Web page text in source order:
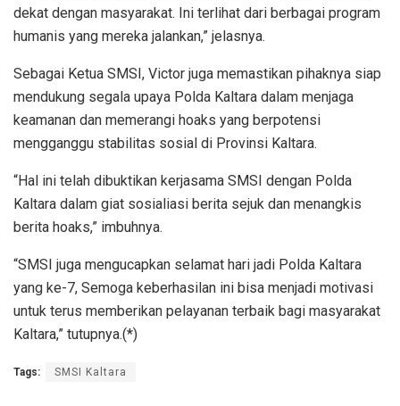
dekat dengan masyarakat. Ini terlihat dari berbagai program
humanis yang mereka jalankan,” jelasnya.
Sebagai Ketua SMSI, Victor juga memastikan pihaknya siap
mendukung segala upaya Polda Kaltara dalam menjaga
keamanan dan memerangi hoaks yang berpotensi
mengganggu stabilitas sosial di Provinsi Kaltara.
“Hal ini telah dibuktikan kerjasama SMSI dengan Polda
Kaltara dalam giat sosialiasi berita sejuk dan menangkis
berita hoaks,” imbuhnya.
“SMSI juga mengucapkan selamat hari jadi Polda Kaltara
yang ke-7, Semoga keberhasilan ini bisa menjadi motivasi
untuk terus memberikan pelayanan terbaik bagi masyarakat
Kaltara,” tutupnya.(*)
Tags: SMSI Kaltara